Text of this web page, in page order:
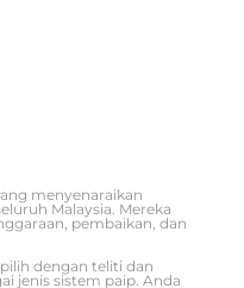
menyenaraikan
Malaysia. Mereka
pembaikan, dan
dengan teliti dan
jenis sistem paip. Anda